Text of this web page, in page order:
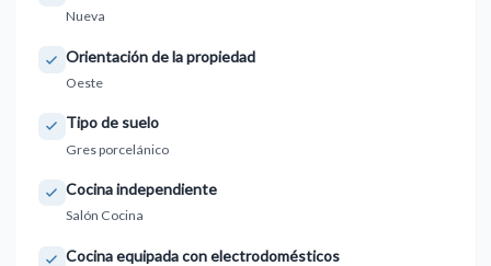
Nueva
Orientación de la propiedad
Oeste
Tipo de suelo
Gres porcelánico
Cocina independiente
Salón Cocina
Cocina equipada con electrodomésticos